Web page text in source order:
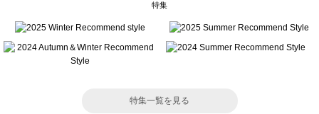
特集
特集一覧を見る